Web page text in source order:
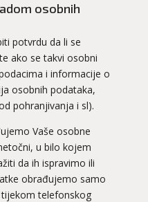
osobnih
potvrdu da li se
ako se takvi osobni
i informacije o
osobnih podataka,
pohranjivanja i sl).
Vaše osobne
u bilo kojem
da ih ispravimo ili
obrađujemo samo
telefonskog